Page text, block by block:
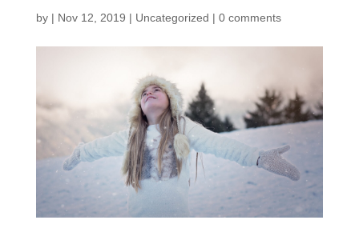
by | Nov 12, 2019 | Uncategorized | 0 comments